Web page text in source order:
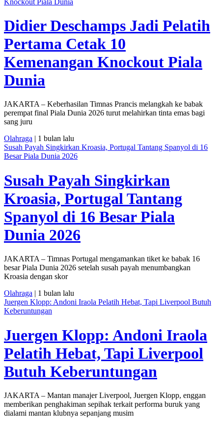
Didier Deschamps Jadi Pelatih
Pertama Cetak 10
Kemenangan Knockout Piala
Dunia
JAKARTA – Keberhasilan Timnas Prancis melangkah ke babak
perempat final Piala Dunia 2026 turut melahirkan tinta emas bagi
sang juru
Olahraga | 1 bulan lalu
Susah Payah Singkirkan Kroasia, Portugal Tantang Spanyol di 16
Besar Piala Dunia 2026
Susah Payah Singkirkan
Kroasia, Portugal Tantang
Spanyol di 16 Besar Piala
Dunia 2026
JAKARTA – Timnas Portugal mengamankan tiket ke babak 16
besar Piala Dunia 2026 setelah susah payah menumbangkan
Kroasia dengan skor
Olahraga | 1 bulan lalu
Juergen Klopp: Andoni Iraola Pelatih Hebat, Tapi Liverpool Butuh
Keberuntungan
Juergen Klopp: Andoni Iraola
Pelatih Hebat, Tapi Liverpool
Butuh Keberuntungan
JAKARTA – Mantan manajer Liverpool, Juergen Klopp, enggan
memberikan penghakiman sepihak terkait performa buruk yang
dialami mantan klubnya sepanjang musim